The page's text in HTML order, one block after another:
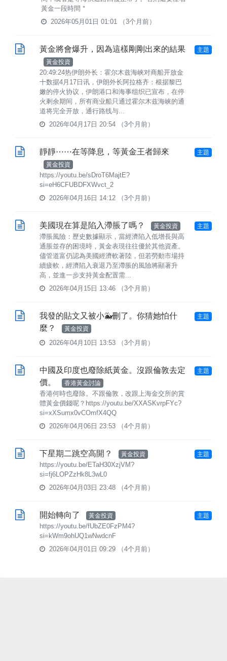
黃金一段時間＂
2026年05月01日 01:01
（3个月前）
黃金將會爆升，因為這樣剛剛出來的結果
黃金投資
20:49:24热伊朗外长：霍尔木兹海峡对商船开放金
十数据4月17日讯，伊朗外长阿拉格齐：根据黎巴
嫩的停火协议，伊朗港口和海事组织已宣布，在停
火剩余期间，所有商业船只通过霍尔木兹海峡的通
道将完全开放，通行路线与...
2026年04月17日 20:54
（3个月前）
主題
靜靜⋯⋯在等降息，等黃金王者歸來
黃金投資
https://youtu.be/sDroT6MajtE?
si=eH6CFUBDFXWvct_2
2026年04月16日 14:12
（3个月前）
主題
美國現在算是陷入滯脹了嗎？ 黃金投資
滯脹風險：歷史數據顯示，當經濟陷入低增長與高
通脹並存的困境時，黃金表現往往優於其他資產。
儘管道富仍認為美國經濟軟著陸，但若勞動市場持
續疲軟，經濟陷入衰退乃至滯脹的風險將顯著升
高，並進一步支持黃金配置需...
2026年04月15日 13:46
（3个月前）
主題
我發的貼文又被小🐳刪了。你猜她怕什
麼？
黃金投資
2026年04月10日 13:53 （3个月前）
主題
中國及印度也廢除紙黃金。沒跟倫敦去定
價。
香港黃金討論
香港何時也廢除。不跟倫敦，改跟上海金交所的賞
體黃金價錢呢？https://youtu.be/XXASKvrpFYc?
si=xXSumx0vCOmfX4QQ
2026年04月06日 23:53
（4个月前）
主題
下星期二跳空高開？ 黃金投資
https://youtu.be/ETaH30XzjVM?
si=fj6LOPZzHk8L3wL0
2026年04月03日 23:48
（4个月前）
主題
開始轉向了 黃金投資
https://youtu.be/fUbZE0FzPM4?
si=kWm9ohUQ1wNwdcnF
2026年04月01日 09:29
（4个月前）
主題